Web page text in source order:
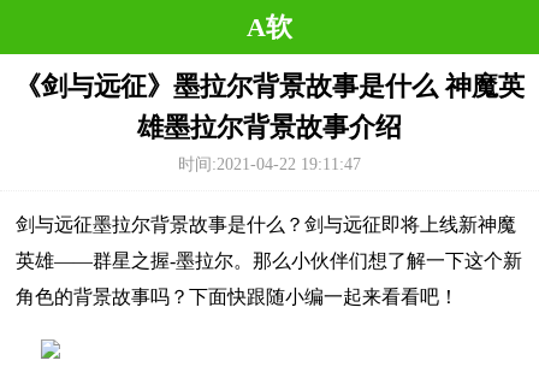
A软
《剑与远征》墨拉尔背景故事是什么 神魔英
雄墨拉尔背景故事介绍
时间:2021-04-22 19:11:47
剑与远征墨拉尔背景故事是什么？剑与远征即将上线新神魔
英雄——群星之握-墨拉尔。那么小伙伴们想了解一下这个新
角色的背景故事吗？下面快跟随小编一起来看看吧！